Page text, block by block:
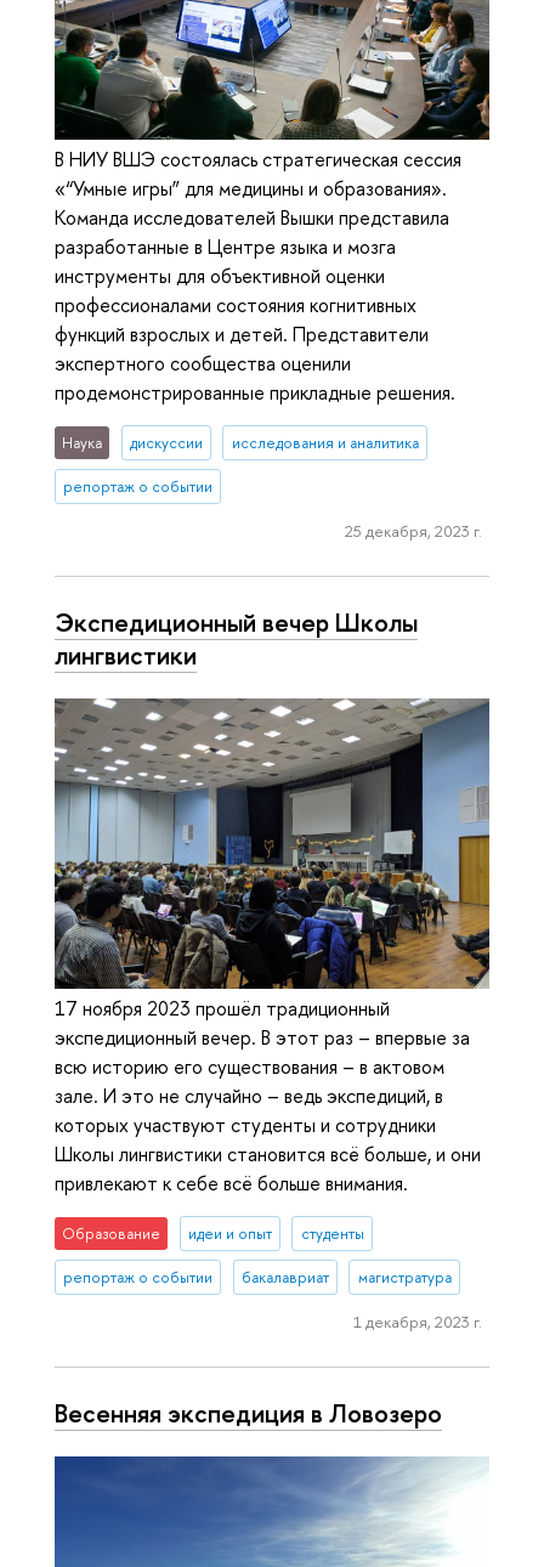
В НИУ ВШЭ состоялась стратегическая сессия
«“Умные игры” для медицины и образования».
Команда исследователей Вышки представила
разработанные в Центре языка и мозга
инструменты для объективной оценки
профессионалами состояния когнитивных
функций взрослых и детей. Представители
экспертного сообщества оценили
продемонстрированные прикладные решения.
Наука дискуссии исследования и аналитика
репортаж о событии
25 декабря, 2023 г.
Экспедиционный вечер Школы
лингвистики
17 ноября 2023 прошёл традиционный
экспедиционный вечер. В этот раз – впервые за
всю историю его существования – в актовом
зале. И это не случайно – ведь экспедиций, в
которых участвуют студенты и сотрудники
Школы лингвистики становится всё больше, и они
привлекают к себе всё больше внимания.
Образование идеи и опыт студенты
репортаж о событии бакалавриат магистратура
1 декабря, 2023 г.
Весенняя экспедиция в Ловозеро